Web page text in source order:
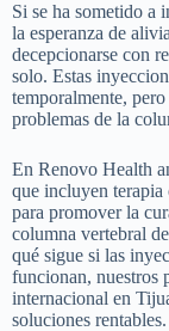
Si se ha sometido a
la esperanza de
decepcionarse con
solo. Estas
temporalmente,
problemas de la
En Renovo Health
que incluyen terapia
para promover la
columna vertebral
qué sigue si las
funcionan, nuestros
internacional en
soluciones rentables.